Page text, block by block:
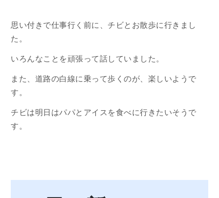
思い付きで仕事行く前に、チビとお散歩に行きまし
た。
いろんなことを頑張って話していました。
また、道路の白線に乗って歩くのが、楽しいようで
す。
チビは明日はパパとアイスを食べに行きたいそうで
す。